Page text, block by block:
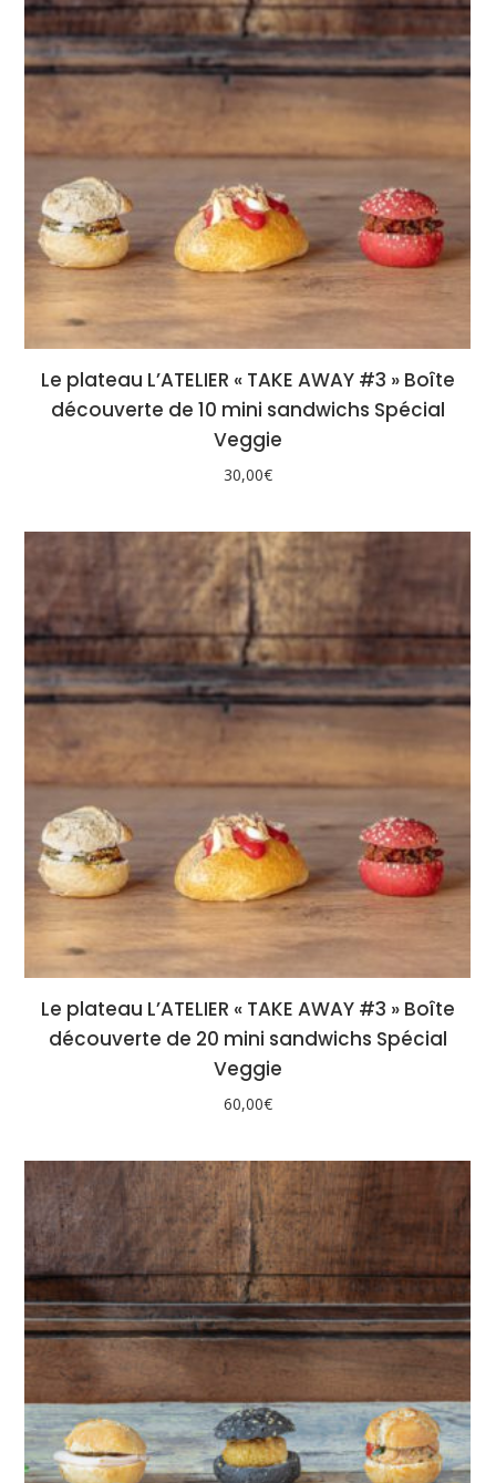
Le plateau L’ATELIER « TAKE AWAY #3 » Boîte
découverte de 10 mini sandwichs Spécial
Veggie
30,00€
Le plateau L’ATELIER « TAKE AWAY #3 » Boîte
découverte de 20 mini sandwichs Spécial
Veggie
60,00€